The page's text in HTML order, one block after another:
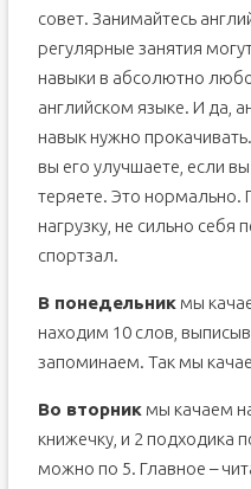
совет. Занимайтесь
регулярные занятия
навыки в абсолютно
английском языке. И да,
навык нужно
вы его улучшаете, если
теряете. Это нормально.
нагрузку, не сильно себя
спортзал.
В понедельникмы
находим 10 слов,
запоминаем. Так мы
Во вторникмы качаем
книжечку, и 2 подходика
можно по 5. Главное –